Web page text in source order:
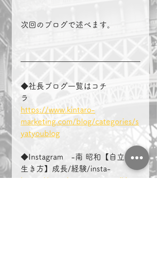
次回のブログで述べます。
◆社長ブログ一覧はコチ
ラ
https://www.kintaro-
marketing.com/blog/categories/s
yatyoublog
◆Instagram　-南 昭和【自立した
生き方】成長/経験/insta-
https://www.instagram.com/kinta